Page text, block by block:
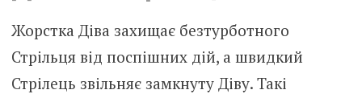
Жорстка Діва захищає безтурботного
Стрільця від поспішних дій, а швидкий
Стрілець звільняє замкнуту Діву. Такі